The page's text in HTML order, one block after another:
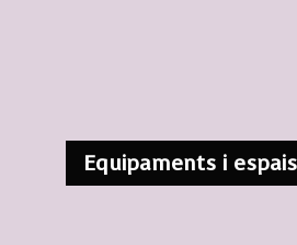
Equipaments i espais